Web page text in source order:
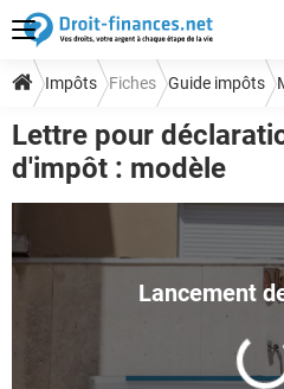
Impôts Fiches Guide impôts
Lettre pour
d'impôt : modèle